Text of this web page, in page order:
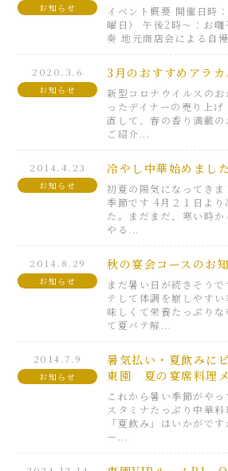
お知らせ
イベント概要 開催日時
曜日） 午後2時～：お
奏 地元商店会による自
2020.3.6
お知らせ
3月のおすすめアラカ
新型コロナウイルスの
ったデイナーの売り上
直して、春の香り満載
ご紹介...
2014.4.23
お知らせ
冷やし中華始めまし
初夏の陽気になってき
季節です 4月２１日より
た。まだまだ、寒い時
やる...
2014.8.29
お知らせ
秋の宴会コースのお
まだ暑い日が続きそう
テして体調を崩しやす
味しくて栄養たっぷり
て夏バテ解...
2014.7.9
お知らせ
暑気払い・夏飲み
東園 夏の宴席料理
これから暑い季節がや
スタミナたっぷり中華
「夏飲み」はいかがで
ー...